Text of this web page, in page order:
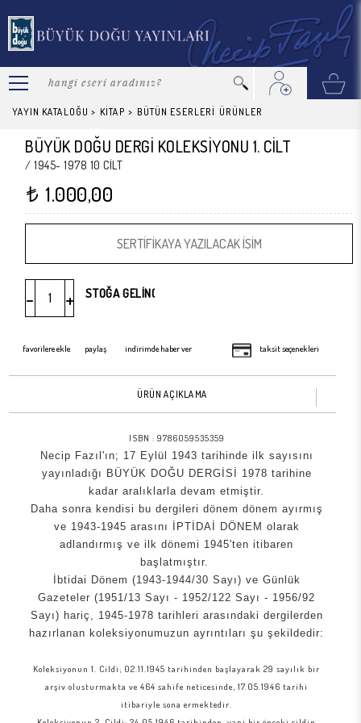
YAYIN KATALOĞU > KİTAP > BÜTÜN ESERLERİ ÜRÜNLER
BÜYÜK DOĞU DERGİ KOLEKSİYONU 1. CİLT
/ 1945- 1978 10 CİLT
t 1.000,00
- +
favorilere ekle paylaş indirimde haber ver taksit seçenekleri
ÜRÜN AÇIKLAMA
ISBN : 9786059535359
Necip Fazıl'ın; 17 Eylül 1943 tarihinde ilk sayısını
yayınladığı BÜYÜK DOĞU DERGİSİ 1978 tarihine
kadar aralıklarla devam etmiştir.
Daha sonra kendisi bu dergileri dönem dönem ayırmış
ve 1943-1945 arasını İPTİDAİ DÖNEM olarak
adlandırmış ve ilk dönemi 1945'ten itibaren
başlatmıştır.
İbtidai Dönem (1943-1944/30 Sayı) ve Günlük
Gazeteler (1951/13 Sayı - 1952/122 Sayı - 1956/92
Sayı) hariç, 1945-1978 tarihleri arasındaki dergilerden
hazırlanan koleksiyonumuzun ayrıntıları şu şekildedir:
Koleksiyonun 1. Cildi; 02.11.1945 tarihinden başlayarak 29 sayılık bir
arşiv olusturmakta ve 464 sahife neticesinde, 17.05.1946 tarihi
itibariyle sona ermektedir.